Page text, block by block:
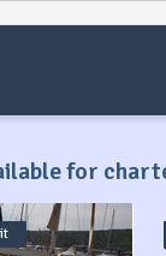
for